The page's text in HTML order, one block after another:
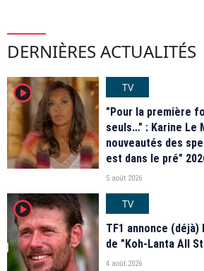
DERNIÈRES ACTUALITÉS
player2
TV
"Pour la première
seuls…" : Karine Le
nouveautés des
est dans le pré"
5 août 2026
player2
TV
TF1 annonce
de "Koh-Lanta All
4 août 2026